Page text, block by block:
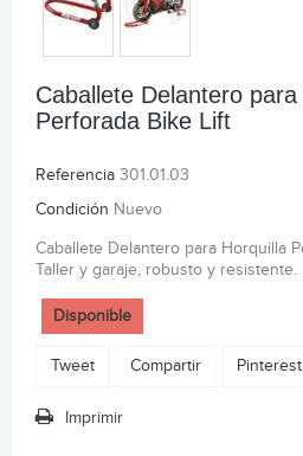
Caballete Delantero
Perforada Bike Lift
Referencia 301.01.03
Condición Nuevo
Caballete Delantero para Horquilla
Taller y garaje, robusto y resistente.
Disponible
Tweet Compartir Pinterest
Imprimir